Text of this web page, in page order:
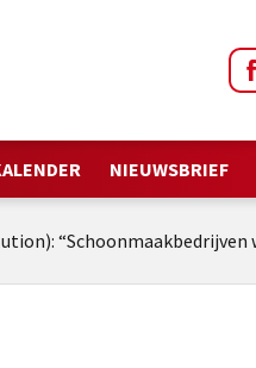
NIEUWSBRIEF